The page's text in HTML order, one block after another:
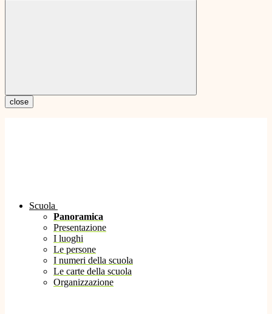
close
Scuola
Panoramica
Presentazione
I luoghi
Le persone
I numeri della scuola
Le carte della scuola
Organizzazione